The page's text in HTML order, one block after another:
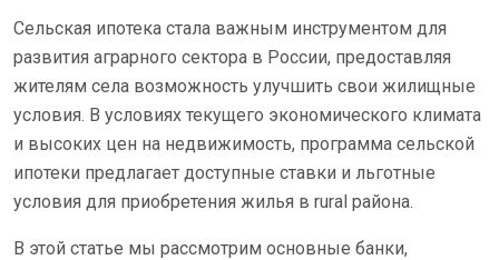
Сельская ипотека стала важным инструментом для
развития аграрного сектора в России, предоставляя
жителям села возможность улучшить свои жилищные
условия. В условиях текущего экономического климата
и высоких цен на недвижимость, программа сельской
ипотеки предлагает доступные ставки и льготные
условия для приобретения жилья в rural района.
В этой статье мы рассмотрим основные банки,